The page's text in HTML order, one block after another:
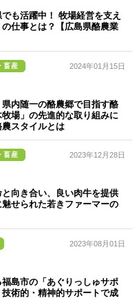
でも活躍中！ 牧場経営を支え
仕事とは？【広島県酪農業
畜産 2024年01月15日
県内随一の酪農郷で目指す酪
場」の先進的な取り組みに
スタイルとは
畜産 2023年12月28日
と向き合い、良い肉牛を提供
せられた若きファーマーの
2023年08月01日
島市の「あぐりっしゅサポ
術的・精神的サポートで成